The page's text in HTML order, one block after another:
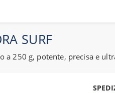
SURF
a 250 g, potente, precisa e